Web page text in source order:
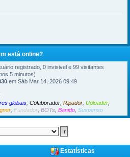
está online?
registrado, 0 invisivel e 99 visitantes
5 minutos)
em Sáb Mar 14, 2026 09:49
globais, Colaborador, Ripador, Uploader,
, Fundador, BOTs, Banido, Suspenso
Estatísticas